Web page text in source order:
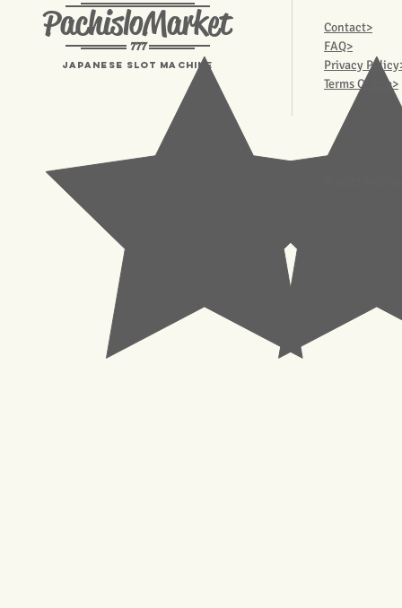
PachisloMarket
777
Japanese Slot machine
Contact>
FAQ>
Privacy
Terms Of Use>